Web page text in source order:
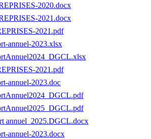
2020.docx
2021.docx
2021.pdf
annuel-2023.xlsx
2021.pdf
annuel-2023.doc
annuel_2025.DGCL.docx
annuel-2023.docx